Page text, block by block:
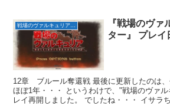
戦場のヴァルキュリア リマスター
『戦場のヴァ
ター』 プレイ
12章 ブルール奪還戦 最後に更新したのは、
ほぼ1年・・・ というわけで、"戦場のヴァ
レイ再開しました。 でしたね・・・ イサラ